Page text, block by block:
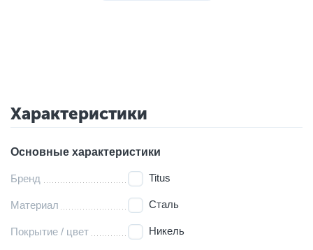
Характеристики
Основные характеристики
Бренд Titus
Материал Сталь
Покрытие / цвет Никель